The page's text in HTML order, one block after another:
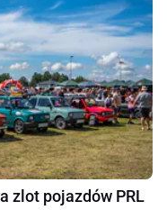
zlot pojazdów PRL